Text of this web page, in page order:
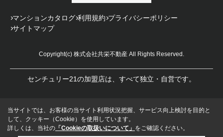
マンションカタログ 利用規約 プライバシーポリシー
サイトマップ
Copyright(c) 株式会社共栄不動産 All Rights Reserved.
センチュリー21の加盟店は、すべて独立・自営です。
当サイトでは、お客様の当サイト利用状況把握、サービス向上検討を目的と
して、クッキー（Cookie）を使用しています。
詳しくは、当社の 「Cookieの取扱いについて」 をご確認ください。